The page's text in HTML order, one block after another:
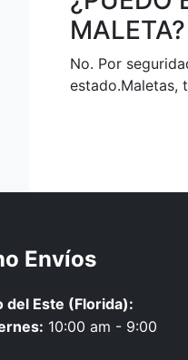
MALETA?
No. Por
estado.Maletas,
Envíos
del Este (Florida):
10:00 am - 9:00